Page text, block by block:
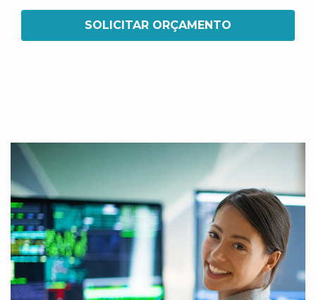
SOLICITAR ORÇAMENTO